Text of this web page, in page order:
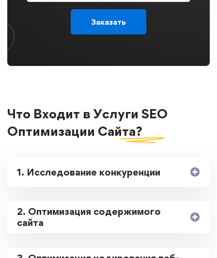
Что Входит в Услуги SEO
Оптимизации Сайта?
1. Исследование конкуренции
2. Оптимизация содержимого
сайта